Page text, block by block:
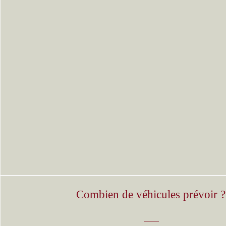
Combien de véhicules prévoir ?